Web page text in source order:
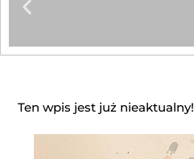
Ten wpis jest już nieaktualny!